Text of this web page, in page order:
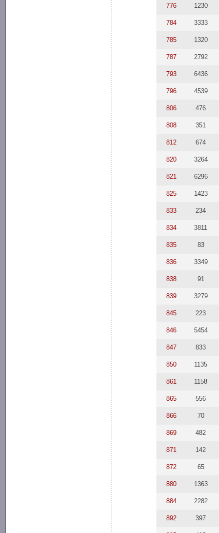
776 1230
784 3333
785 1320
787 2792
793 6436
796 4539
806 476
808 351
812 674
820 3264
821 6296
825 1423
833 234
834 3811
835 83
836 3349
838 91
839 3279
845 223
846 5454
847 833
850 1135
861 1158
865 556
866 70
869 482
871 142
872 65
880 1363
884 2282
892 397